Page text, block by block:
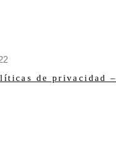
de privacidad –